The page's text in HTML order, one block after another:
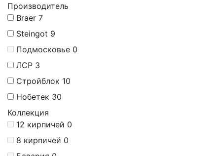
Производитель
Braer 7
Steingot 9
Подмосковье 0
ЛСР 3
Стройблок 10
Нобетек 30
Коллекция
12 кирпичей 0
8 кирпичей 0